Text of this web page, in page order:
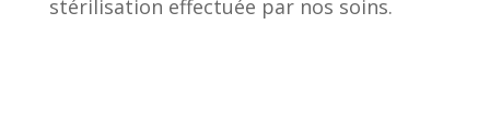
stérilisation effectuée par nos soins.